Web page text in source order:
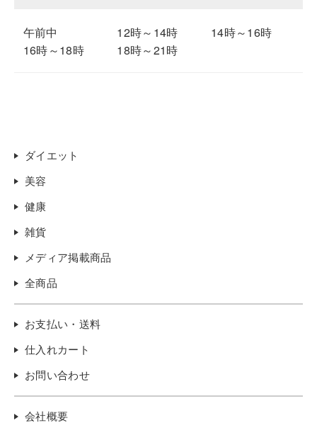
午前中 12時～14時
14時～16時
16時～18時
18時～21時
ダイエット
美容
健康
雑貨
メディア掲載商品
全商品
お支払い・送料
仕入れカート
お問い合わせ
会社概要